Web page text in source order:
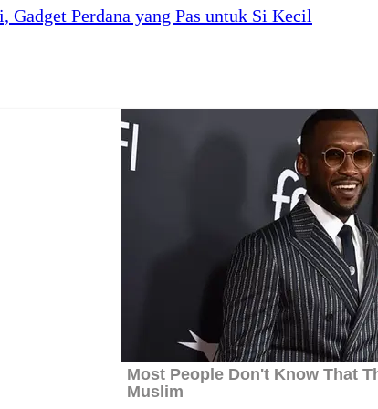
Perdana yang Pas untuk Si Kecil